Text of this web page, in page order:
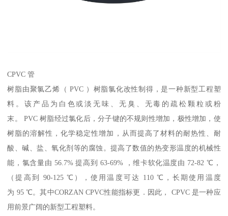
CPVC 管
树脂由聚氯乙烯（ PVC ）树脂氯化改性制得，是一种新型工程塑
料。该产品为白色或淡无味、无臭、无毒的疏松颗粒或粉
末。 PVC 树脂经过氯化后，分子键的不规则性增加，极性增加，使
树脂的溶解性，化学稳定性增加，从而提高了材料的耐热性、耐
酸、碱、盐、氧化剂等的腐蚀。提高了数值的热变形温度的机械性
能，氯含量由 56.7% 提高到 63-69% ，维卡软化温度由 72-82 ℃，
（提高到 90-125 ℃），使用温度可达 110 ℃，长期使用温度
为 95 ℃。其中CORZAN CPVC性能指标更．因此， CPVC 是一种应
用前景广阔的新型工程塑料。